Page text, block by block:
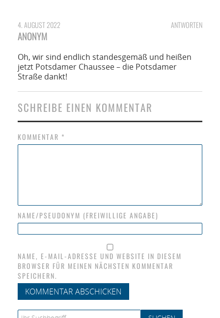
ANTWORTEN
4. AUGUST 2022
ANONYM
Oh, wir sind endlich standesgemäß und heißen
jetzt Potsdamer Chaussee – die Potsdamer
Straße dankt!
SCHREIBE EINEN KOMMENTAR
KOMMENTAR *
NAME/PSEUDONYM (FREIWILLIGE ANGABE)
NAME, E-MAIL-ADRESSE UND WEBSITE IN DIESEM
BROWSER FÜR MEINEN NÄCHSTEN KOMMENTAR
SPEICHERN.
Search for: